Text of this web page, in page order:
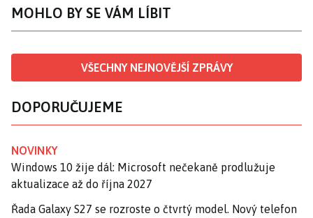
MOHLO BY SE VÁM LÍBIT
VŠECHNY NEJNOVĚJŠÍ ZPRÁVY
DOPORUČUJEME
NOVINKY
Windows 10 žije dál: Microsoft nečekaně prodlužuje
aktualizace až do října 2027
Řada Galaxy S27 se rozroste o čtvrtý model. Nový telefon